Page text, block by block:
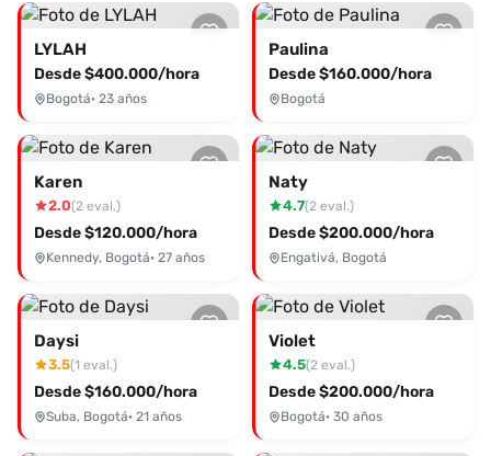
experiencia inolvidable. Ofrece servicios de compañía y
atención personal, incluyendo deliciosos momentos
íntimos. Si estás buscando una experiencia placentera y
única, Alicia es la elección perfecta. No dudes en
contactarla y agendar tu cita para descubrir todo lo que
tiene para ofrecerte. Desde caricias apasionadas hasta
cumplir tus fantasías más secretas, quedará grabada en tu
memoria. ¡Contáctala ahora y vive una experiencia que no
olvidarás!
LYLAH
Desde $400.000/hora
Bogotá· 23 años
Paulina
Desde $160.000/hora
Bogotá
Karen
2.0(2 eval.)
Desde $120.000/hora
Kennedy, Bogotá· 27 años
Naty
4.7(2 eval.)
Desde $200.000/hora
Engativá, Bogotá
Daysi
3.5(1 eval.)
Desde $160.000/hora
Suba, Bogotá· 21 años
Violet
4.5(2 eval.)
Desde $200.000/hora
Bogotá· 30 años